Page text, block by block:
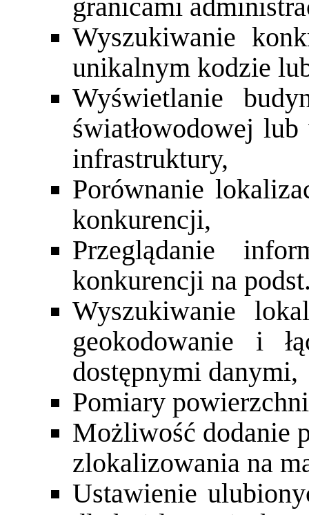
granicami
Wyszukiwanie
unikalnym kodzie
Wyświetlanie
światłowodowej
infrastruktury,
Porównanie
konkurencji,
Przeglądanie
konkurencji na
Wyszukiwanie
geokodowanie i
dostępnymi danymi,
Pomiary
Możliwość dodanie
zlokalizowania na
Ustawienie